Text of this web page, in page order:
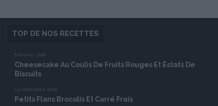
TOP DE NOS RECETTES
6 février 2026
Cheesecake Au Coulis De Fruits Rouges Et Éclats De
Biscuits
14 novembre 2024
Petits Flans Brocolis Et Carré Frais